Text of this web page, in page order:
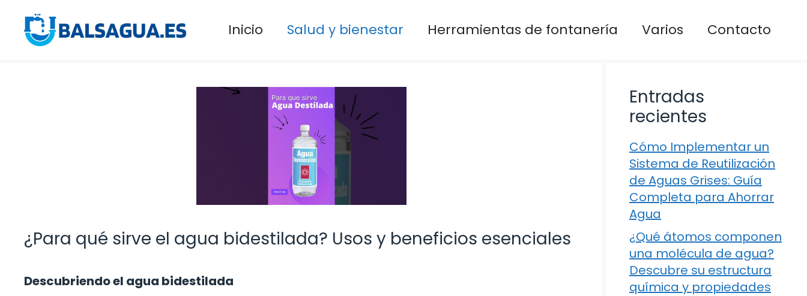
contenido
Inicio Salud y bienestar Herramientas de fontanería Varios Contacto
¿Para qué sirve el agua bidestilada? Usos y beneficios esenciales
Descubriendo el agua bidestilada
Entradas
recientes
Cómo Implementar un
Sistema de Reutilización
de Aguas Grises: Guía
Completa para Ahorrar
Agua
¿Qué átomos componen
una molécula de agua?
Descubre su estructura
química y propiedades